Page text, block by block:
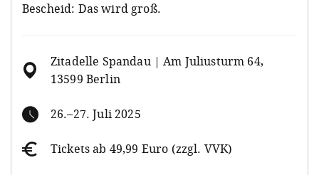
Bescheid: Das wird groß.
Zitadelle Spandau | Am Juliusturm 64,
13599 Berlin
26.–27. Juli 2025
Tickets ab 49,99 Euro (zzgl. VVK)